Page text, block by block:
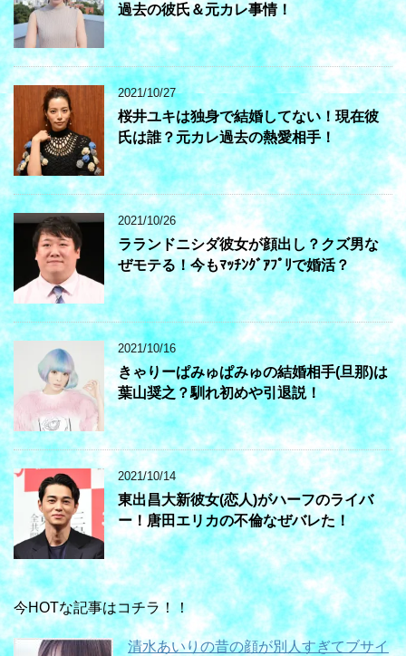
過去の彼氏＆元カレ事情！
2021/10/27
桜井ユキは独身で結婚してない！現在彼
氏は誰？元カレ過去の熱愛相手！
2021/10/26
ラランドニシダ彼女が顔出し？クズ男な
ぜモテる！今もﾏｯﾁﾝｸﾞｱﾌﾟﾘで婚活？
2021/10/16
きゃりーぱみゅぱみゅの結婚相手(旦那)は
葉山奨之？馴れ初めや引退説！
2021/10/14
東出昌大新彼女(恋人)がハーフのライバ
ー！唐田エリカの不倫なぜバレた！
今HOTな記事はコチラ！！
清水あいりの昔の顔が別人すぎてブサイ